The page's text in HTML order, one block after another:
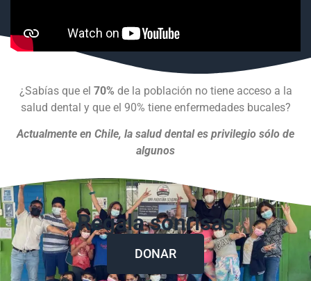
¿Sabías que el 70% de la población no tiene acceso a la
salud dental y que el 90% tiene enfermedades bucales?
Actualmente en Chile, la salud dental es privilegio sólo de
algunos
Regala sonrisas
DONAR